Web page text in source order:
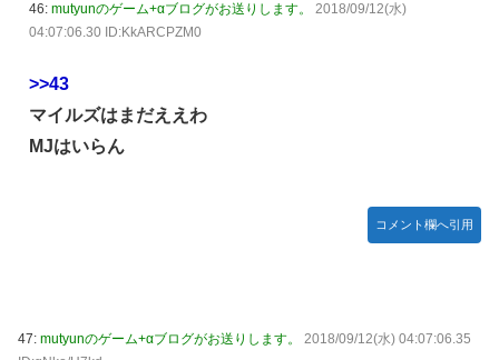
46: mutyunのゲーム+αブログがお送りします。
2018/09/12(水)
04:07:06.30 ID:KkARCPZM0
>>43
マイルズはまだええわ
MJはいらん
コメント欄へ引用
47: mutyunのゲーム+αブログがお送りします。
2018/09/12(水) 04:07:06.35